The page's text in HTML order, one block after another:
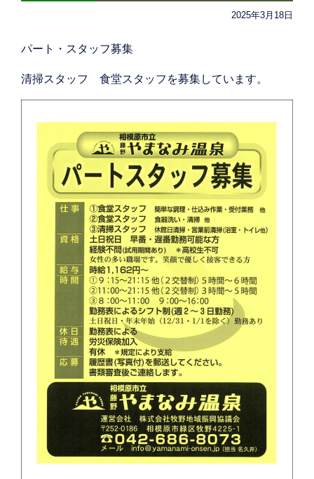
2025年3月18日
パート・スタッフ募集
清掃スタッフ 食堂スタッフを募集しています。